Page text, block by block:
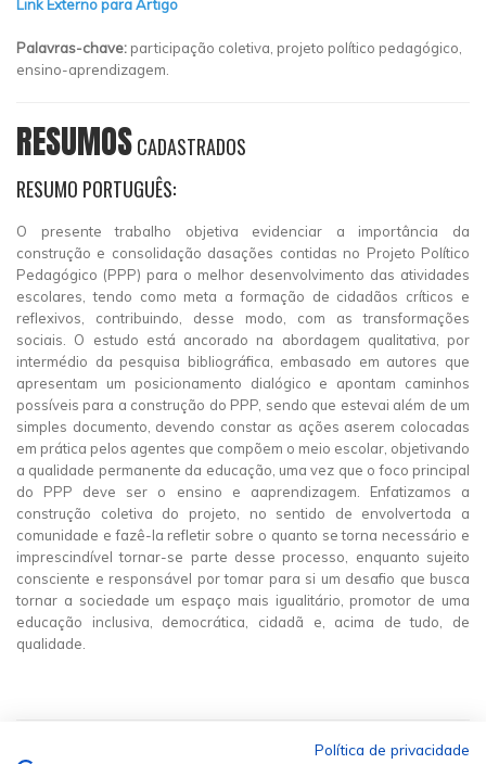
Link Externo para Artigo
Palavras-chave:participação coletiva, projeto político pedagógico,
ensino-aprendizagem.
RESUMOSCADASTRADOS
RESUMO PORTUGUÊS:
O presente trabalho objetiva evidenciar a importância da
construção e consolidação dasações contidas no Projeto Político
Pedagógico (PPP) para o melhor desenvolvimento das atividades
escolares, tendo como meta a formação de cidadãos críticos e
reflexivos, contribuindo, desse modo, com as transformações
sociais. O estudo está ancorado na abordagem qualitativa, por
intermédio da pesquisa bibliográfica, embasado em autores que
apresentam um posicionamento dialógico e apontam caminhos
possíveis para a construção do PPP, sendo que estevai além de um
simples documento, devendo constar as ações aserem colocadas
em prática pelos agentes que compõem o meio escolar, objetivando
a qualidade permanente da educação, uma vez que o foco principal
do PPP deve ser o ensino e aaprendizagem. Enfatizamos a
construção coletiva do projeto, no sentido de envolvertoda a
comunidade e fazê-la refletir sobre o quanto se torna necessário e
imprescindível tornar-se parte desse processo, enquanto sujeito
consciente e responsável por tomar para si um desafio que busca
tornar a sociedade um espaço mais igualitário, promotor de uma
educação inclusiva, democrática, cidadã e, acima de tudo, de
qualidade.
Política de privacidade